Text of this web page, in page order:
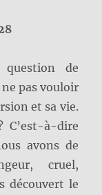
de
pas vouloir
et sa vie.
C’est-à-dire
avons de
cruel,
découvert le